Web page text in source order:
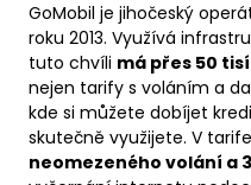
GoMobil je jihočeský
roku 2013. Využívá
tuto chvíli má přes 50
nejen tarify s voláním a
kde si můžete dobíjet
skutečně využijete. V
neomezeného volání a